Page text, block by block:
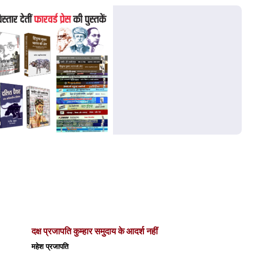
दक्ष प्रजापति कुम्हार समुदाय के आदर्श नहीं
महेश प्रजापति